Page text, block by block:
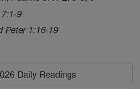
9
Peter 1:16-19
Daily Readings